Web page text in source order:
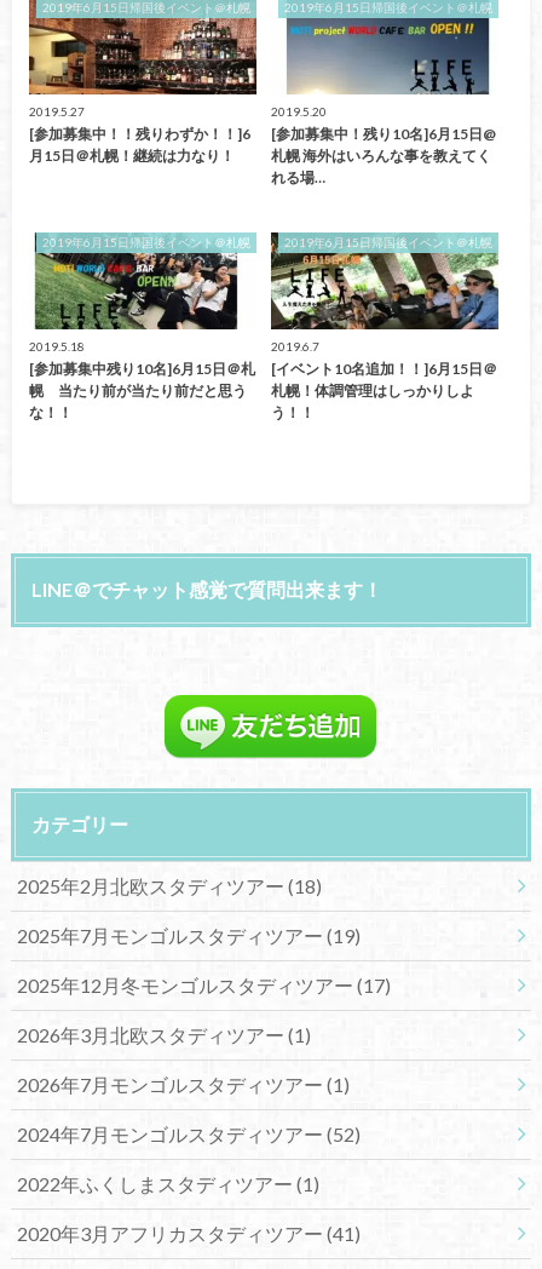
2019年6月15日帰国後イベント＠札幌
2019.5.27
[参加募集中！！残りわずか！！]6
月15日＠札幌！継続は力なり！
2019年6月15日帰国後イベント＠札幌
2019.5.20
[参加募集中！残り10名]6月15日@
札幌 海外はいろんな事を教えてく
れる場…
2019年6月15日帰国後イベント＠札幌
2019.5.18
[参加募集中残り10名]6月15日＠札
幌 当たり前が当たり前だと思う
な！！
2019年6月15日帰国後イベント＠札幌
2019.6.7
[イベント10名追加！！]6月15日＠
札幌！体調管理はしっかりしよ
う！！
LINE＠でチャット感覚で質問出来ます！
カテゴリー
2025年2月北欧スタディツアー (18)
2025年7月モンゴルスタディツアー (19)
2025年12月冬モンゴルスタディツアー (17)
2026年3月北欧スタディツアー (1)
2026年7月モンゴルスタディツアー (1)
2024年7月モンゴルスタディツアー (52)
2022年ふくしまスタディツアー (1)
2020年3月アフリカスタディツアー (41)